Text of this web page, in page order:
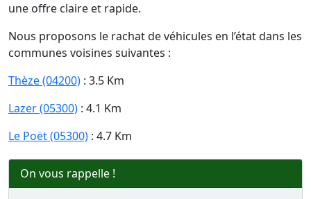
une offre claire et rapide.
Nous proposons le rachat de véhicules en l’état dans les
communes voisines suivantes :
Thèze (04200) : 3.5 Km
Lazer (05300) : 4.1 Km
Le Poët (05300) : 4.7 Km
On vous rappelle !